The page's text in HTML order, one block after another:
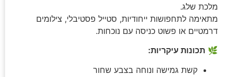
מלכת שלג.
מתאימה לתחפושות ייחודיות, סטייל פסטיבלי, צילומים
דרמטיים או פשוט כניסה עם נוכחות.
🌿 תכונות עיקריות:
קשת גמישה ונוחה בצבע שחור